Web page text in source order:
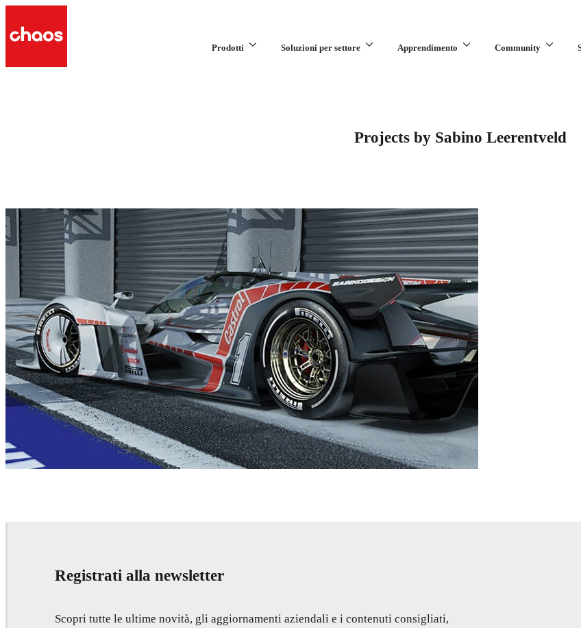
Prodotti Soluzioni per settore Apprendimento Community
Projects by Sabino Leerentveld
Registrati alla newsletter
Scopri tutte le ultime novità, gli aggiornamenti aziendali e i contenuti consigliati,